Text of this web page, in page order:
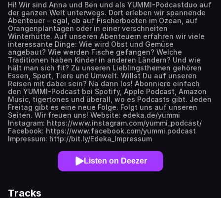
Hi! Wir sind Anna und Ben und als YUMMI-Podcastduo auf
der ganzen Welt unterwegs. Dort erleben wir spannende
Abenteuer – egal, ob auf Fischerbooten im Ozean, auf
Orangenplantagen oder in einer verschneiten
Winterhütte. Auf unseren Abenteuern erfahren wir viele
interessante Dinge: Wie wird Obst und Gemüse
angebaut? Wie werden Fische gefangen? Welche
Traditionen haben Kinder in anderen Ländern? Und wie
hält man sich fit? Zu unseren Lieblingsthemen gehören
Essen, Sport, Tiere und Umwelt. Willst Du auf unseren
Reisen mit dabei sein? Na dann los! Abonniere einfach
den YUMMI-Podcast bei Spotify, Apple Podcast, Amazon
Music, tigertones und überall, wo es Podcasts gibt. Jeden
Freitag gibt es eine neue Folge. Folgt uns auf unseren
Seiten. Wir freuen uns! Website: edeka.de/yummi
Instagram: https://www.instagram.com/yummi_podcast/
Facebook: https://www.facebook.com/yummi.podcast
Impressum: http://bit.ly/Edeka_Impressum
Listen on Deezer
Tracks